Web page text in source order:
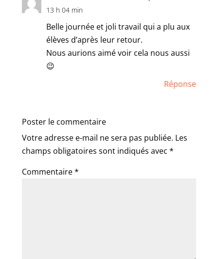
13 h 04 min
Belle journée et joli travail qui a plu aux
élèves d’après leur retour.
Nous aurions aimé voir cela nous aussi
😉
Réponse
Poster le commentaire
Votre adresse e-mail ne sera pas publiée. Les
champs obligatoires sont indiqués avec *
Commentaire*